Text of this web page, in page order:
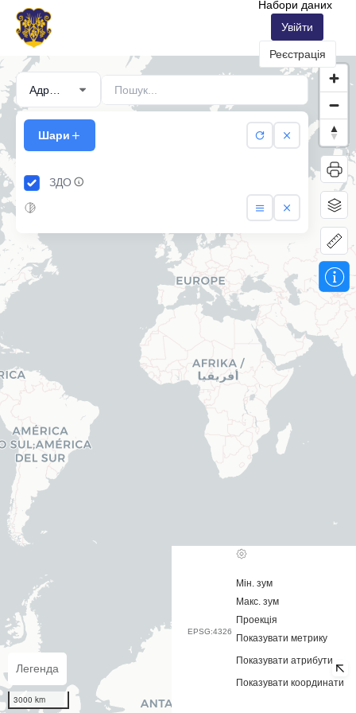
Набори даних
Увійти
Реєстрація
3000 km
EPSG:4326
Мін. зум
Макс. зум
Проекція
Показувати метрику
Показувати атрибути
Показувати координати
Легенда
Шари
ЗДО